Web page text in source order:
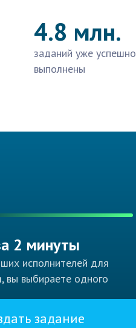
4.8 млн.
заданий уже успешно
выполнены
2 минуты
исполнителей для
вы выбираете одного
задание